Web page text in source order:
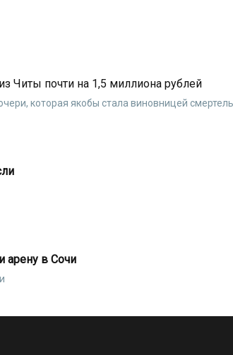
Читы почти на 1,5 миллиона рублей
которая якобы стала виновницей
арену в Сочи